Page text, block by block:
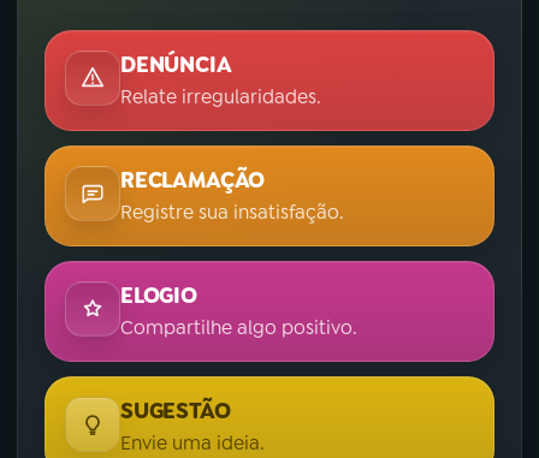
DENÚNCIA
Relate irregularidades.
RECLAMAÇÃO
Registre sua insatisfação.
ELOGIO
Compartilhe algo positivo.
SUGESTÃO
Envie uma ideia.